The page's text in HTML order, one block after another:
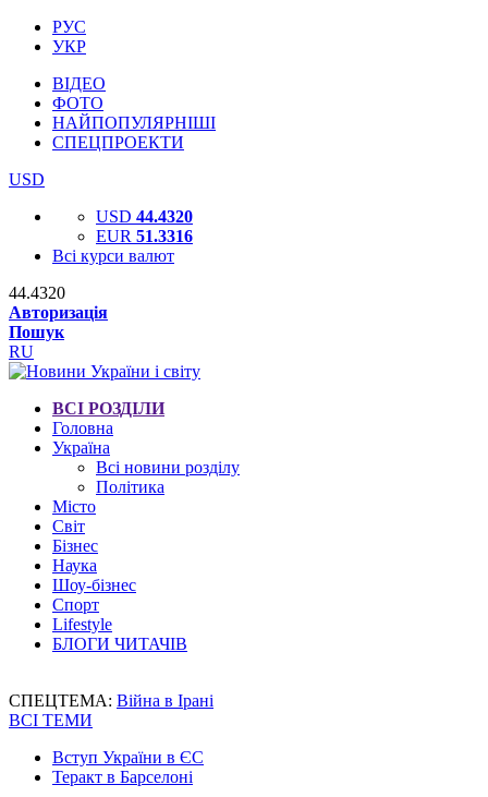
РУС
УКР
ВІДЕО
ФОТО
НАЙПОПУЛЯРНІШІ
СПЕЦПРОЕКТИ
USD
USD 44.4320
EUR 51.3316
Всі курси валют
44.4320
Авторизація
Пошук
RU
ВСІ РОЗДІЛИ
Головна
Україна
Всі новини розділу
Політика
Місто
Світ
Бізнес
Наука
Шоу-бізнес
Спорт
Lifestyle
БЛОГИ ЧИТАЧІВ
СПЕЦТЕМА: Війна в Ірані
ВСІ ТЕМИ
Вступ України в ЄС
Теракт в Барселоні